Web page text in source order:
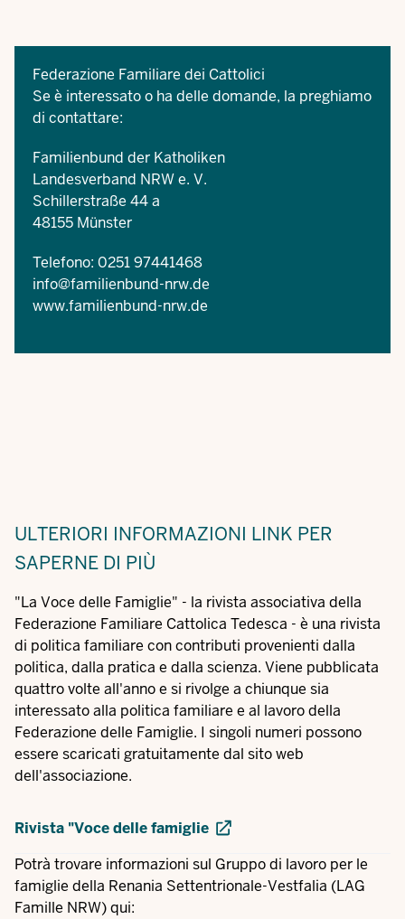
Federazione Familiare dei Cattolici
Se è interessato o ha delle domande, la preghiamo
di contattare:
Familienbund der Katholiken
Landesverband NRW e. V.
Schillerstraße 44 a
48155 Münster
Telefono: 0251 97441468
info@familienbund-nrw.de
www.familienbund-nrw.de
ULTERIORI INFORMAZIONI LINK PER
SAPERNE DI PIÙ
"La Voce delle Famiglie" - la rivista associativa della
Federazione Familiare Cattolica Tedesca - è una rivista
di politica familiare con contributi provenienti dalla
politica, dalla pratica e dalla scienza. Viene pubblicata
quattro volte all'anno e si rivolge a chiunque sia
interessato alla politica familiare e al lavoro della
Federazione delle Famiglie. I singoli numeri possono
essere scaricati gratuitamente dal sito web
dell'associazione.
Rivista "Voce delle famiglie
Potrà trovare informazioni sul Gruppo di lavoro per le
famiglie della Renania Settentrionale-Vestfalia (LAG
Famille NRW) qui: